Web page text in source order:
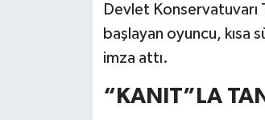
Devlet
başlayan oyuncu, kısa
imza attı.
“KANIT”LA